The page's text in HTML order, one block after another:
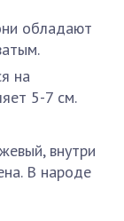
обладают
на
5-7 см.
внутри
В народе